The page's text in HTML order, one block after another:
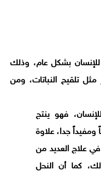
بشكل عام، وذلك
تلقيح النباتات، ومن
فهو ينتج
ومفيداً جدا، علاوة
علاج العديد من
كما أن النحل